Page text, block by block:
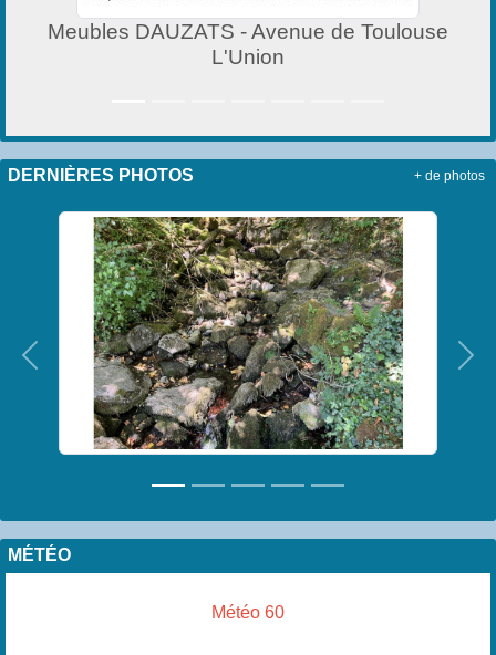
Meubles DAUZATS - Avenue de Toulouse
L'Union
DERNIÈRES PHOTOS
Précedent
+ de photos
MÉTÉO
Météo 60